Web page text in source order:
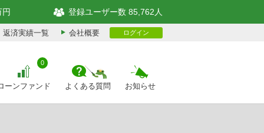
円 登録ユーザー数 85,762人
返済実績一覧 会社概要 ログイン
ーンファンド
0
よくある質問 お知らせ